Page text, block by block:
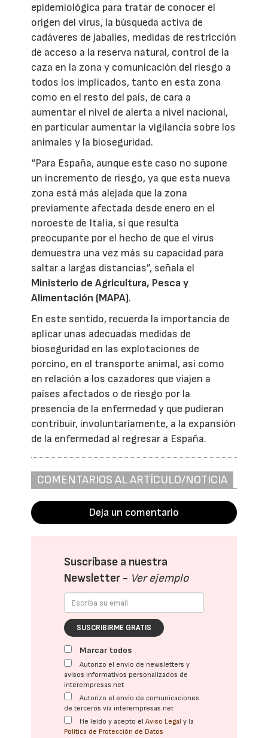
epidemiológica para tratar de conocer el
origen del virus, la búsqueda activa de
cadáveres de jabalíes, medidas de restricción
de acceso a la reserva natural, control de la
caza en la zona y comunicación del riesgo a
todos los implicados, tanto en esta zona
como en el resto del país, de cara a
aumentar el nivel de alerta a nivel nacional,
en particular aumentar la vigilancia sobre los
animales y la bioseguridad.
“Para España, aunque este caso no supone
un incremento de riesgo, ya que esta nueva
zona está más alejada que la zona
previamente afectada desde enero en el
noroeste de Italia, sí que resulta
preocupante por el hecho de que el virus
demuestra una vez más su capacidad para
saltar a largas distancias”, señala el
Ministerio de Agricultura, Pesca y
Alimentación (MAPA).
En este sentido, recuerda la importancia de
aplicar unas adecuadas medidas de
bioseguridad en las explotaciones de
porcino, en el transporte animal, así como
en relación a los cazadores que viajen a
países afectados o de riesgo por la
presencia de la enfermedad y que pudieran
contribuir, involuntariamente, a la expansión
de la enfermedad al regresar a España.
COMENTARIOS AL ARTÍCULO/NOTICIA
Deja un comentario
Suscríbase a nuestra
Newsletter - Ver ejemplo
SUSCRIBIRME GRATIS
Marcar todos
Autorizo el envío de newsletters y
avisos informativos personalizados de
interempresas.net
Autorizo el envío de comunicaciones
de terceros vía interempresas.net
He leído y acepto elAviso Legal y la
Política de Protección de Datos